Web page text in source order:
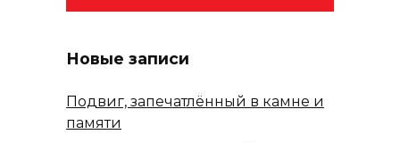
Новые записи
Подвиг, запечатлённый в камне и
памяти